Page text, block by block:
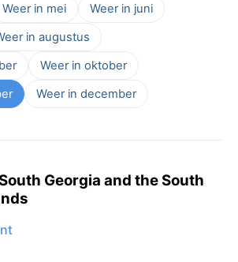
Weer in mei
Weer in juni
in augustus
Weer in oktober
Weer in december
Georgia and the South